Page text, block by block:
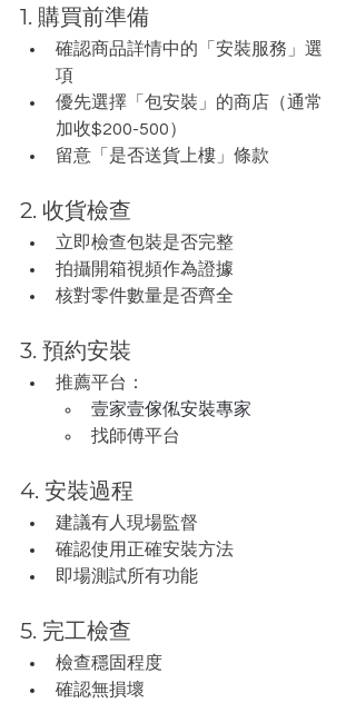
1. 購買前準備
確認商品詳情中的「安裝服務」選
項
優先選擇「包安裝」的商店（通常
加收$200-500）
留意「是否送貨上樓」條款
2. 收貨檢查
立即檢查包裝是否完整
拍攝開箱視頻作為證據
核對零件數量是否齊全
3. 預約安裝
推薦平台：
壹家壹傢俬安裝專家
找師傅平台
4. 安裝過程
建議有人現場監督
確認使用正確安裝方法
即場測試所有功能
5. 完工檢查
檢查穩固程度
確認無損壞